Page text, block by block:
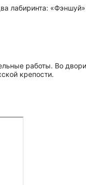
лабиринта:
работы. Во
крепости.